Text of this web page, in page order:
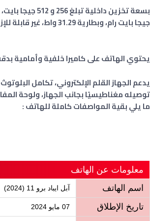
جيجا بايت رام، وبطارية 31.29 واط، غير قابلة للإزالة.
يحتوي الهاتف على كاميرا خلفية وأمامية بدقة 12
يدعم الجهاز القلم الإلكتروني، تكامل
ما يلي بقية المواصفات كاملة للهاتف :
معلومات عن الهاتف
اسم الهاتف
آبل ايباد برو 11 (2024)
تاريخ الإطلاق 07 مايو 2024